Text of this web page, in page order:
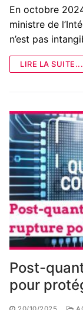
En octobre
ministre de
n’est pas
LIRE LA SUITE...
Post-
pour